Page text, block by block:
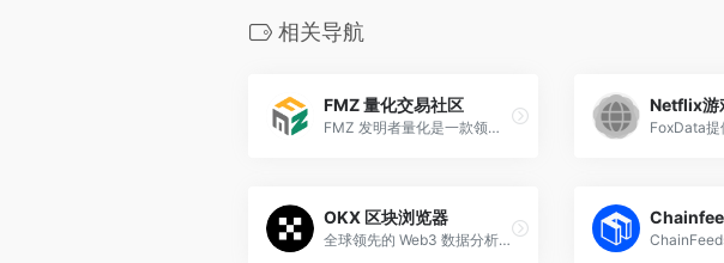
相关导航
FMZ 量化交易社区
FMZ 发明者量化是一款领先的数字货币量化交易平台，支持多语言策略开发、回测和自动化交易，帮助用户高效捕捉区块链资产机会。
Netflix游
OKX 区块浏览器
全球领先的 Web3 数据分析平台 一站式区块链浏览器、链上数据分析及服务